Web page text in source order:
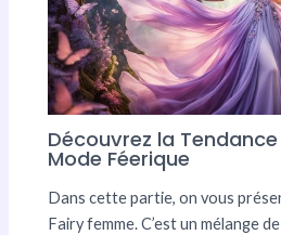
Découvrez la
Mode Féerique
Dans cette partie, on vous
Fairy femme. C’est un mélange